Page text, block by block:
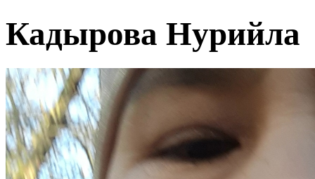
Кадырова Нурийла